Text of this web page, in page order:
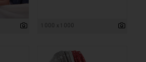
1 000 x 1 000